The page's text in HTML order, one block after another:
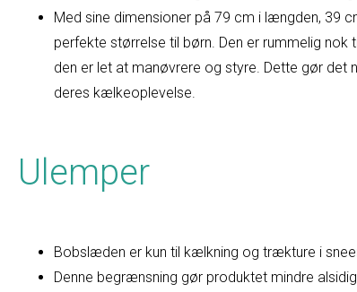
Med sine dimensioner på 79 cm i længden, 39
perfekte størrelse til børn. Den er rummelig
den er let at manøvrere og styre. Dette gør
deres kælkeoplevelse.
Ulemper
Bobslæden er kun til kælkning og trækture i
Denne begrænsning gør produktet mindre